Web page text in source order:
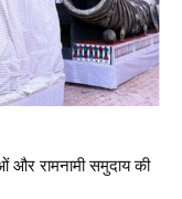
और रामनामी समुदाय की